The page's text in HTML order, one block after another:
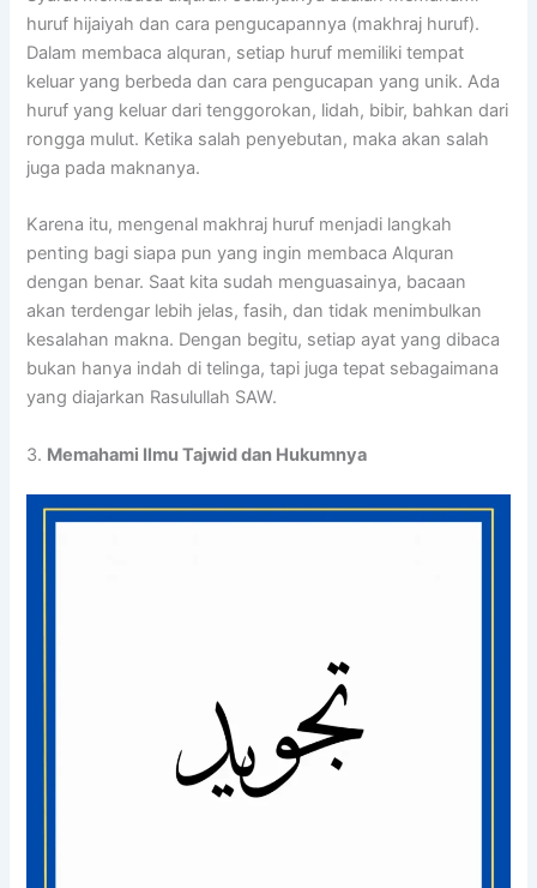
huruf hijaiyah dan cara pengucapannya (makhraj huruf).
Dalam membaca alquran, setiap huruf memiliki tempat
keluar yang berbeda dan cara pengucapan yang unik. Ada
huruf yang keluar dari tenggorokan, lidah, bibir, bahkan dari
rongga mulut. Ketika salah penyebutan, maka akan salah
juga pada maknanya.
Karena itu, mengenal makhraj huruf menjadi langkah
penting bagi siapa pun yang ingin membaca Alquran
dengan benar. Saat kita sudah menguasainya, bacaan
akan terdengar lebih jelas, fasih, dan tidak menimbulkan
kesalahan makna. Dengan begitu, setiap ayat yang dibaca
bukan hanya indah di telinga, tapi juga tepat sebagaimana
yang diajarkan Rasulullah SAW.
3. Memahami Ilmu Tajwid dan Hukumnya